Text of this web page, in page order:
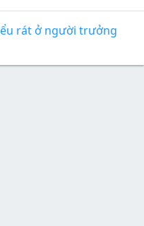
rát ở người trưởng